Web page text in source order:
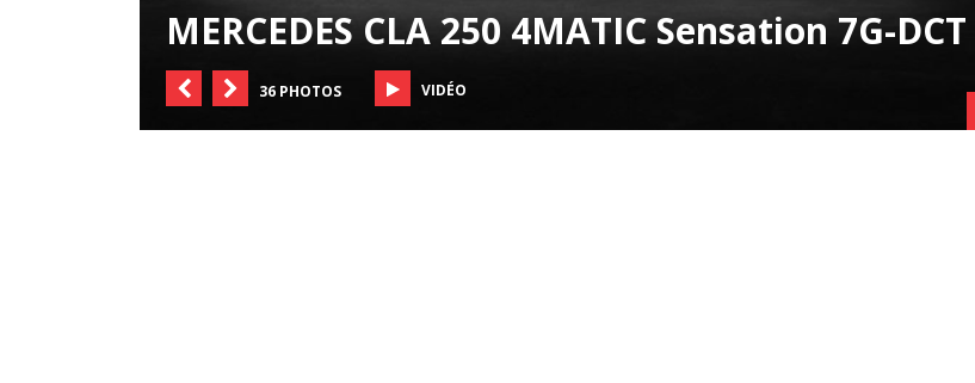
MERCEDES CLA 250 4MATIC Sensation 7G-DCT
36 PHOTOS VIDÉO